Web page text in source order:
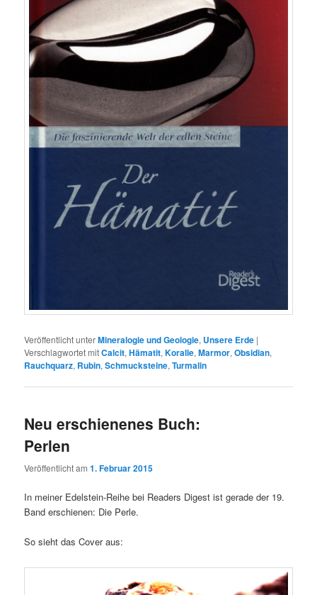
Veröffentlicht unterMineralogie und Geologie, Unsere Erde |
Verschlagwortet mitCalcit,Hämatit,Koralle,Marmor,Obsidian,
Rauchquarz, Rubin,Schmucksteine,Turmalin
Neu erschienenes Buch:
Perlen
Veröffentlicht am1. Februar 2015
In meiner Edelstein-Reihe bei Readers Digest ist gerade der 19.
Band erschienen: Die Perle.
So sieht das Cover aus: